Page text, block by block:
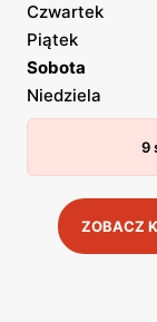
Czwartek
Piątek
Sobota
Niedziela
9
ZOBACZ